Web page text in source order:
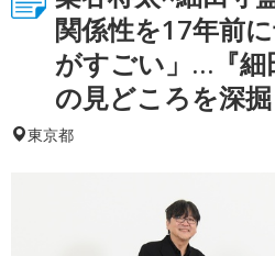
関係性を17年前
がすごい」…『細
の見どころを深
東京都